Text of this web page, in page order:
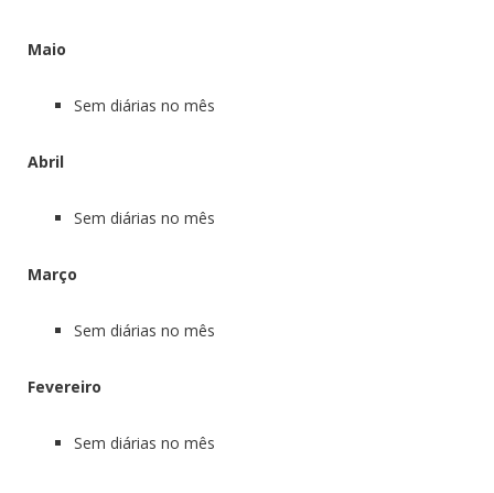
Maio
Sem diárias no mês
Abril
Sem diárias no mês
Março
Sem diárias no mês
Fevereiro
Sem diárias no mês